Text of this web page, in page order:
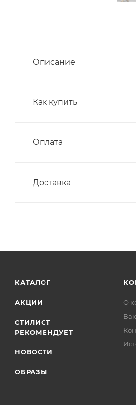
Описание
Как купить
Оплата
Доставка
КАТАЛОГ
АКЦИИ
СТИЛИСТ
РЕКОМЕНДУЕТ
НОВОСТИ
ОБРАЗЫ
О